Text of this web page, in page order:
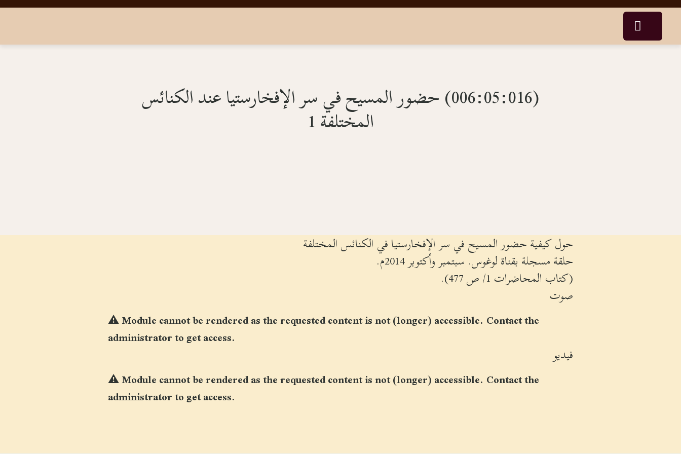
(006:05:016) حضور المسيح في سر الإفخارستيا عند الكنائس
المختلفة 1
حول كيفية حضور المسيح في سر الإفخارستيا في الكنائس المختلفة
حلقة مسجلة بقناة لوغوس. سبتمبر وأكتوبر 2014م.
(كتاب المحاضرات 1/ ص 477).
صوت
⚠Module cannot be rendered as the requested content is not (longer) accessible. Contact the
administrator to get access.
فيديو
⚠Module cannot be rendered as the requested content is not (longer) accessible. Contact the
administrator to get access.